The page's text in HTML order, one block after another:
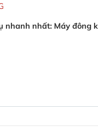
nhất: Máy đông